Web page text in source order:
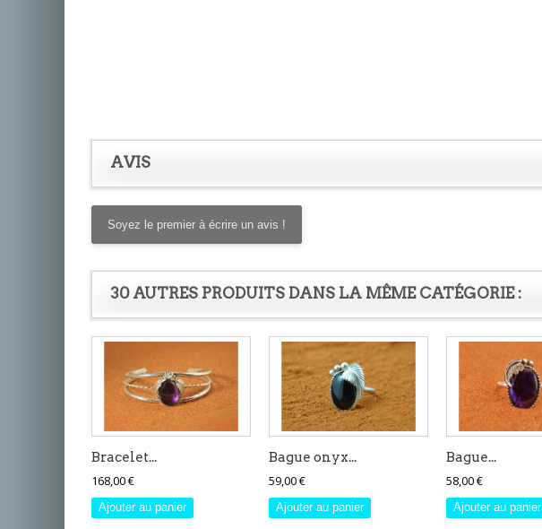
AVIS
Soyez le premier à écrire un avis !
30 AUTRES PRODUITS DANS LA MÊME CATÉGORIE :
Bracelet...
168,00 €
Ajouter au panier
Bague onyx...
59,00 €
Ajouter au panier
Bague...
58,00 €
Ajouter au panier